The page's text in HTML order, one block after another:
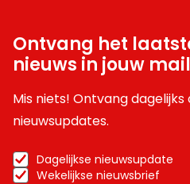
Ontvang het
nieuws in jouw
Mis niets! Ontvang
nieuwsupdates.
Dagelijkse nieuwsupdate
Wekelijkse nieuwsbrief